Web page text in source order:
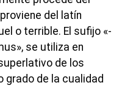
del latín
o terrible. El sufijo «-
se utiliza en
de los
grado de la cualidad